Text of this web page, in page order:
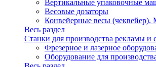
Вертикальные упаковочные
Весовые дозаторы
Конвейерные весы (чеквейер).
Весь раздел
Станки для производства рекламы и
Фрезерное и лазерное
Оборудование для